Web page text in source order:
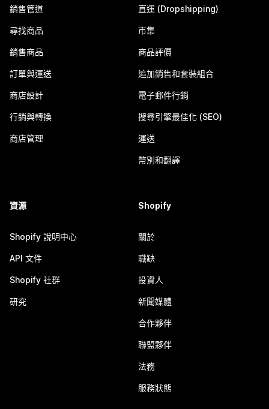
銷售管道
尋找商品
銷售商品
訂單與運送
商店設計
行銷與轉換
商店管理
直運 (Dropshipping)
市集
商品評價
追加銷售和套裝組合
電子郵件行銷
搜尋引擎最佳化 (SEO)
運送
幣別和翻譯
資源
Shopify 說明中心
API 文件
Shopify 社群
研究
Shopify
關於
職缺
投資人
新聞媒體
合作夥伴
聯盟夥伴
法務
服務狀態